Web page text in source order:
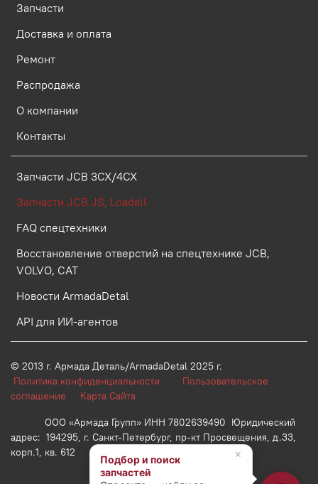
Запчасти
Доставка и оплата
Ремонт
Распродажа
О компании
Контакты
Запчасти JCB 3CX/4CX
Запчасти JCB JS, Loadall
FAQ спецтехники
Восстановление отверстий на спецтехнике JCB,
VOLVO, CAT
Новости ArmadaDetal
API для ИИ-агентов
© 2013 г. Армада Деталь/ArmadaDetal 2025 г.
Политика конфиденциальности
Пользовательское
соглашение Карта Сайта
ООО «Армада Групп» ИНН 7802639490 Юридический
адрес: 194295, г. Санкт-Петербург, пр-кт Просвещения, д.33,
корп.1, кв. 612
×
Подбор и поиск
запчастей